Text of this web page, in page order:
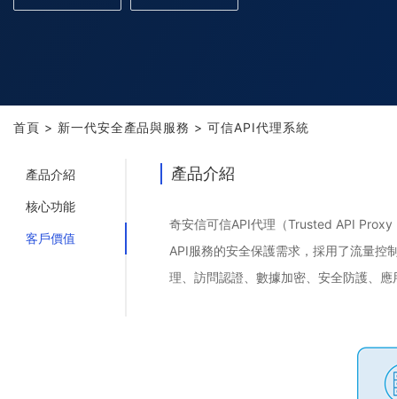
首頁 > 新一代安全產品與服務 > 可信API代理系統
產品介紹
奇安信可信API代理（Trusted API
API服務的安全保護需求，採用了流量控
理、訪問認證、數據加密、安全防護、
產品介紹
核心功能
客戶價值